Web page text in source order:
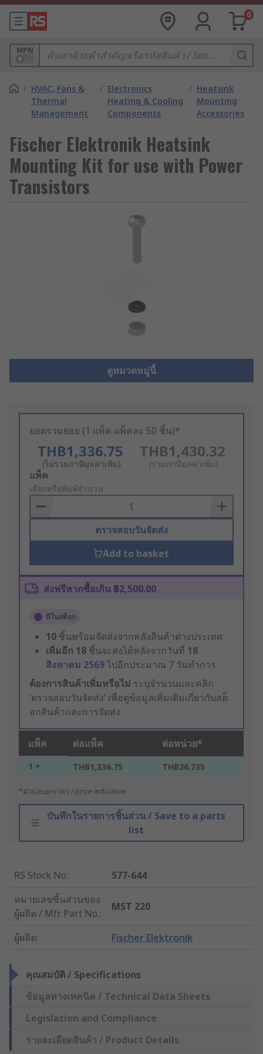
0
MPN
/ HVAC, Fans &
Thermal
Management
/ Electronics
Heating & Cooling
Components
/ Heatsink
Mounting
Accessories
Fischer Elektronik Heatsink
Mounting Kit for use with Power
Transistors
ดูหมวดหมู่นี้
ยอดรวมย่อย (1 แพ็ค แพ็คละ 50 ชิ้น)*
THB1,336.75
(ไม่รวมภาษีมูลค่าเพิ่ม)
THB1,430.32
(รวมภาษีมูลค่าเพิ่ม)
Add
to
Basket
แพ็ค
เลือกหรือพิมพ์จำนวน
ตรวจสอบวันจัดส่ง
Add to basket
ส่งฟรีหากซื้อเกิน ฿2,500.00
มีในสต็อก
10 ชิ้นพร้อมจัดส่งจากคลังสินค้าต่างประเทศ
เพิ่มอีก 18 ชิ้นจะส่งได้หลังจากวันที่ 18
สิงหาคม 2569ไปอีกประมาณ 7 วันทำการ
ต้องการสินค้าเพิ่มหรือไม่ ระบุจำนวนและคลิก
‘ตรวจสอบวันจัดส่ง’ เพื่อดูข้อมูลเพิ่มเติมเกี่ยวกับสต็
อกสินค้าและการจัดส่ง
แพ็ค ต่อแพ็ค ต่อหน่วย*
1 + THB1,336.75 THB26.735
*ตัวบ่งบอกราคา / price indicative
บันทึกในรายการชิ้นส่วน / Save to a parts
list
RS Stock No.:
577-644
หมายเลขชิ้นส่วนของ
ผู้ผลิต / Mfr. Part No.:
MST 220
ผู้ผลิต: Fischer Elektronik
คุณสมบัติ / Specifications
ข้อมูลทางเทคนิค / Technical Data Sheets
Legislation and Compliance
รายละเอียดสินค้า / Product Details